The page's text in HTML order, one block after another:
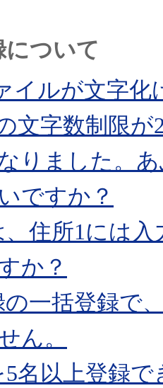
について
イルが文字
文字数制限
りました。
ですか？
、住所1には
か？
の一括登録で
ん。
5名以上登録で